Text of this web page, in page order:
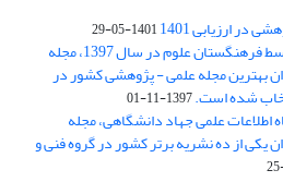
ارزیابی 1401 1401-05-29
بر اساس ارزیابی انجام شده توسط فرهنگستان علوم در سال 1397، مجله
بهترین مجله علمی - پژوهشی کشور در
شده است.1397-11-01
اطلاعات علمی جهاد دانشگاهی، مجله
یکی از ده نشریه برتر کشور در گروه فنی و